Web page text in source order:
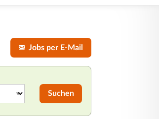
Jobs per E-Mail
Suchen